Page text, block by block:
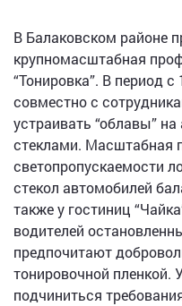
В Балаковском районе
крупномасштабная
“Тонировка”. В период
совместно с
устраивать “облавы”
стеклами. Масштабная
светопропускаемости
стекол автомобилей
также у гостиниц
водителей
предпочитают
тонировочной пленкой.
подчиниться